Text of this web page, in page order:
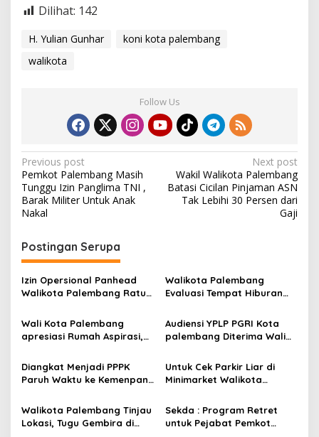
B
Dilihat: 142
H. Yulian Gunhar
koni kota palembang
walikota
Follow Us
P
o
s
n
a
v
g
a
t
i
o
n
Previous post
Pemkot Palembang Masih
Tunggu Izin Panglima TNI ,
Barak Militer Untuk Anak
Nakal
Next post
Wakil Walikota Palembang
Batasi Cicilan Pinjaman ASN
Tak Lebihi 30 Persen dari
Gaji
Postingan Serupa
Izin Opersional Panhead
Walikota Palembang Ratu
Walikota Palembang
Evaluasi Tempat Hiburan
Penembakan TNI
Wali Kota Palembang
apresiasi Rumah Aspirasi,
Dipimpong”
Audiensi YPLP PGRI Kota
palembang Diterima Wali
Diangkat Menjadi PPPK
Paruh Waktu ke Kemenpan
Usulkan 1.778 Tenaga R4
Untuk Cek Parkir Liar di
Minimarket Walikota
Ojol
Walikota Palembang Tinjau
Lokasi, Tugu Gembira di
Sekda : Program Retret
untuk Pejabat Pemkot